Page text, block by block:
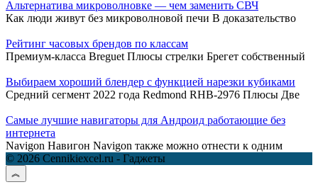
Альтернатива микроволновке — чем заменить СВЧ
Как люди живут без микроволновой печи В доказательство
Рейтинг часовых брендов по классам
Премиум-класса Breguet Плюсы стрелки Брегет собственный
Выбираем хороший блендер с функцией нарезки кубиками
Средний сегмент 2022 года Redmond RHB-2976 Плюсы Две
Самые лучшие навигаторы для Андроид работающие без
интернета
Navigon Навигон Navigon также можно отнести к одним
© 2026 Cennikiexcel.ru - Гаджеты